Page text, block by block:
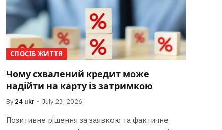
СПОСІБ ЖИТТЯ
Чому схвалений кредит може
надійти на карту із затримкою
By 24 ukr July 23, 2026
Позитивне рішення за заявкою та фактичне